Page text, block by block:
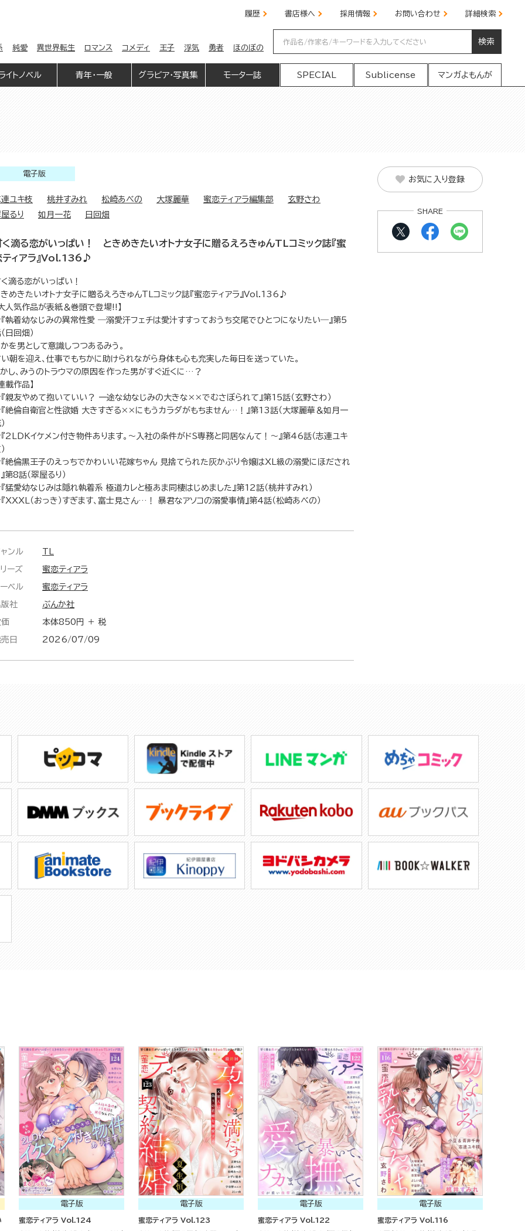
履歴 書店様へ 採用情報 お問い合わせ 詳細検索
純愛 異世界転生 ロマンス コメディ 王子 浮気 勇者 ほのぼの
検索
イトノベル 青年・一般 グラビア・写真集 モーター誌 SPECIAL Sublicense マンガよもんが
電子版
ユキ枝 桃井すみれ 松崎あべの 大塚麗華 蜜恋ティアラ編集部
玄野さわ
るり
如月一花 日回畑
く滴る恋がいっぱい！ ときめきたいオトナ女子に贈るえろきゅんTLコミック誌『蜜
ティアラ』Vol.136♪
滴る恋がいっぱい！
めきたいオトナ女子に贈るえろきゅんTLコミック誌『蜜恋ティアラ』Vol.136♪
人気作品が表紙＆巻頭で登場!!】
執着幼なじみの異常性愛 ―溺愛汗フェチは愛汁すすっておうち交尾でひとつになりたい―』第5
日回畑）
を男として意識しつつあるみう。
朝を迎え、仕事でもちかに助けられながら身体も心も充実した毎日を送っていた。
し、みうのトラウマの原因を作った男がすぐ近くに…？
載作品】
親友やめて抱いていい？ 一途な幼なじみの大きな××でむさぼられて』第15話（玄野さわ）
絶倫自衛官と性欲婚 大きすぎる××にもうカラダがもちません…！』第13話（大塚麗華＆如月一
2LDKイケメン付き物件あります。～入社の条件がドS専務と同居なんて！～』第46話（志連ユキ
絶倫黒王子のえっちでかわいい花嫁ちゃん 見捨てられた灰かぶり令嬢はXL級の溺愛にほだされ
第8話（翠屋るり）
猛愛幼なじみは隠れ執着系 極道カレと極あま同棲はじめました』第12話（桃井すみれ）
XXXL（おっき）すぎます、富士見さん…！ 暴君なアソコの溺愛事情』第4話（松崎あべの）
ンル
ーズ 蜜恋ティアラ
ベル 蜜恋ティアラ
社 ぶんか社
本体850円 ＋ 税
日 2026/07/09
お気に入り登録
SHARE
電子版
蜜恋ティアラ Vol.124
電子版
蜜恋ティアラ Vol.123
電子版
蜜恋ティアラ Vol.122
電子版
蜜恋ティアラ Vol.116